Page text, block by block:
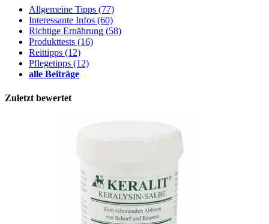
Allgemeine Tipps (77)
Interessante Infos (60)
Richtige Ernährung (58)
Produkttests (16)
Reittipps (12)
Pflegetipps (12)
alle Beiträge
Zuletzt bewertet